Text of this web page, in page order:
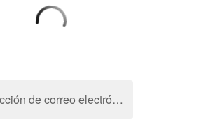
Dirección de correo electrónico